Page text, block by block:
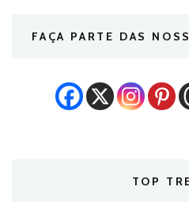
FAÇA PARTE DAS
TOP